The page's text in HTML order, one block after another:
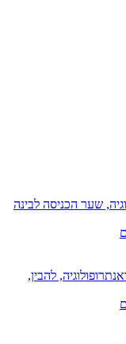
שער הכניסה לבינה
להבין,